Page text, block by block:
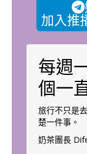
加入推
每週
個一
旅行不只是
楚一件事。
奶茶團長